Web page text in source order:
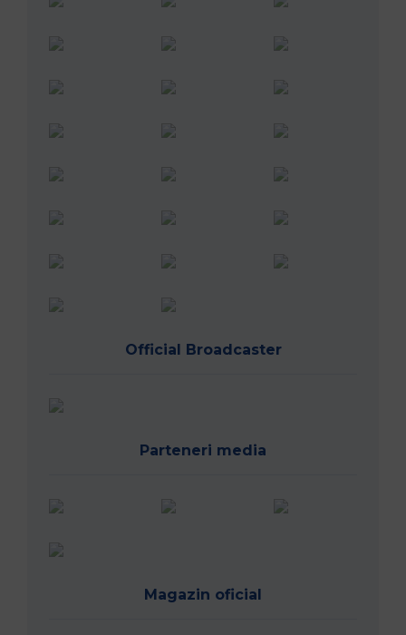
Official Broadcaster
Parteneri media
Magazin oficial